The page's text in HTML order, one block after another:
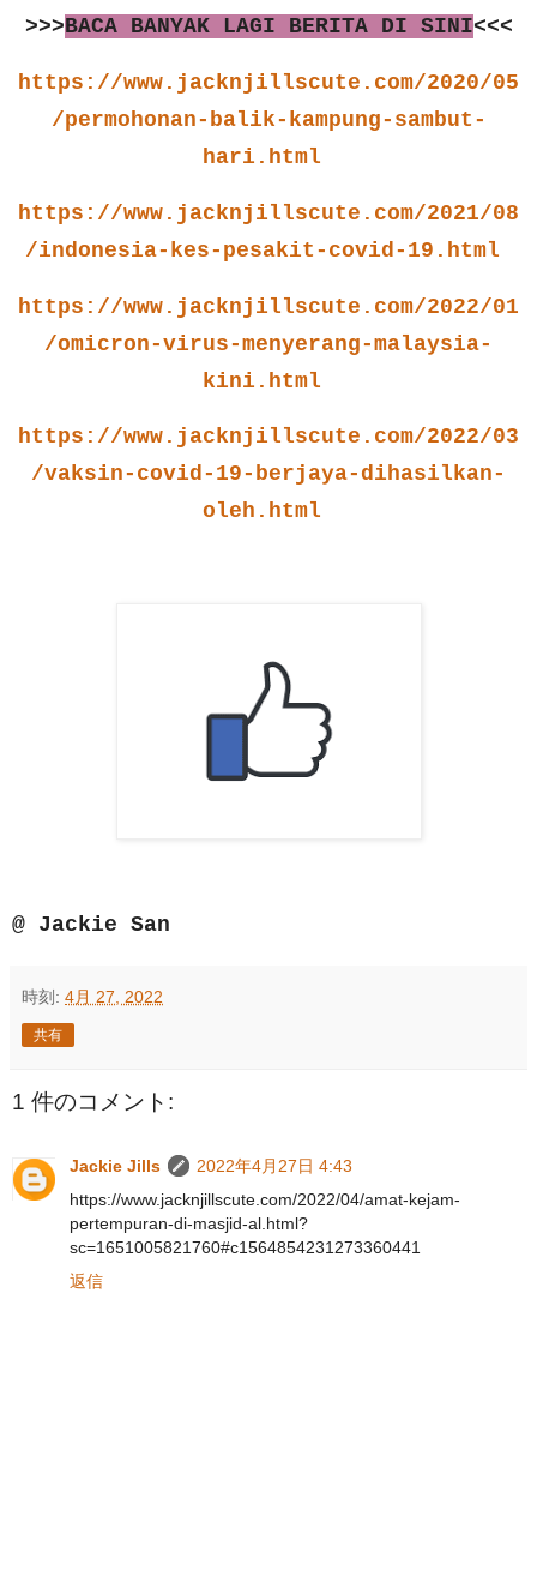
>>>BACA BANYAK LAGI BERITA DI SINI<<<
https://www.jacknjillscute.com/2020/05
/permohonan-balik-kampung-sambut-
hari.html
https://www.jacknjillscute.com/2021/08
/indonesia-kes-pesakit-covid-19.html
https://www.jacknjillscute.com/2022/01
/omicron-virus-menyerang-malaysia-
kini.html
https://www.jacknjillscute.com/2022/03
/vaksin-covid-19-berjaya-dihasilkan-
oleh.html
@ Jackie San
時刻: 4月 27, 2022
共有
1 件のコメント:
Jackie Jills
2022年4月27日 4:43
https://www.jacknjillscute.com/2022/04/amat-kejam-
pertempuran-di-masjid-al.html?
sc=1651005821760#c1564854231273360441
返信